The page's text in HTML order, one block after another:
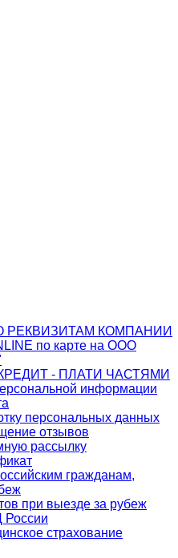
РЕКВИЗИТАМ КОМПАНИИ
по карте на ООО
- ПЛАТИ ЧАСТЯМИ
информации
персональных данных
отзывов
рассылку
гражданам,
при выезде за рубеж
страхование